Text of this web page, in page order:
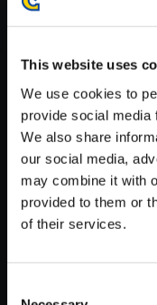
This website uses
We use cookies to
provide social media
We also share
our social media,
may combine it with
provided to them or
of their services.
※ご購入いただいたフ
が安定しているWifi環